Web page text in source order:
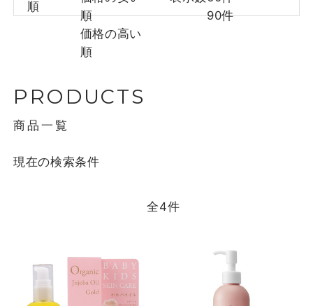
順
順
価格の高い
順
90件
PRODUCTS
商品一覧
現在の検索条件
全4件